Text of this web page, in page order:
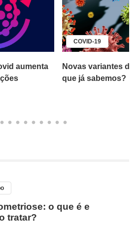
aumenta
COVID-19
Novas variantes da
que já sabemos?
o que é e
tratar?